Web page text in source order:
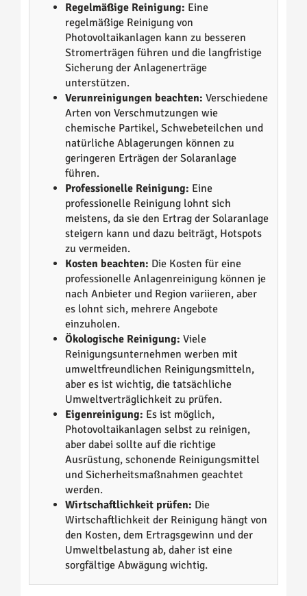
Regelmäßige Reinigung: Eine
regelmäßige Reinigung von
Photovoltaikanlagen kann zu besseren
Stromerträgen führen und die langfristige
Sicherung der Anlagenerträge
unterstützen.
Verunreinigungen beachten: Verschiedene
Arten von Verschmutzungen wie
chemische Partikel, Schwebeteilchen und
natürliche Ablagerungen können zu
geringeren Erträgen der Solaranlage
führen.
Professionelle Reinigung: Eine
professionelle Reinigung lohnt sich
meistens, da sie den Ertrag der Solaranlage
steigern kann und dazu beiträgt, Hotspots
zu vermeiden.
Kosten beachten: Die Kosten für eine
professionelle Anlagenreinigung können je
nach Anbieter und Region variieren, aber
es lohnt sich, mehrere Angebote
einzuholen.
Ökologische Reinigung: Viele
Reinigungsunternehmen werben mit
umweltfreundlichen Reinigungsmitteln,
aber es ist wichtig, die tatsächliche
Umweltverträglichkeit zu prüfen.
Eigenreinigung: Es ist möglich,
Photovoltaikanlagen selbst zu reinigen,
aber dabei sollte auf die richtige
Ausrüstung, schonende Reinigungsmittel
und Sicherheitsmaßnahmen geachtet
werden.
Wirtschaftlichkeit prüfen: Die
Wirtschaftlichkeit der Reinigung hängt von
den Kosten, dem Ertragsgewinn und der
Umweltbelastung ab, daher ist eine
sorgfältige Abwägung wichtig.